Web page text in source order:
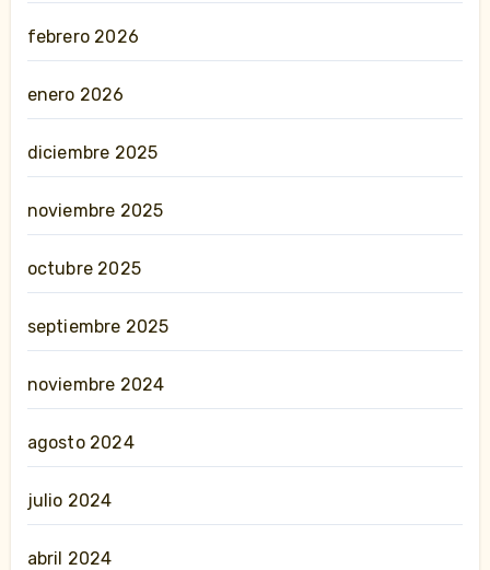
febrero 2026
enero 2026
diciembre 2025
noviembre 2025
octubre 2025
septiembre 2025
noviembre 2024
agosto 2024
julio 2024
abril 2024